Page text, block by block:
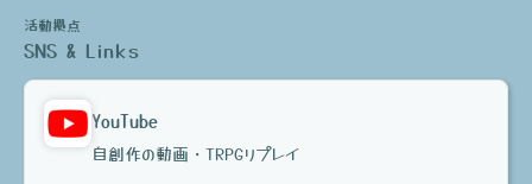
活動拠点
SNS & Links
YouTube
自創作の動画・TRPGリプレイ